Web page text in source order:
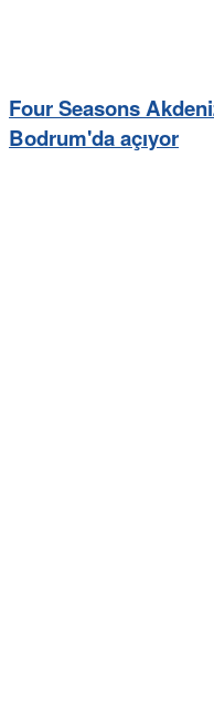
Four Seasons
Bodrum'da açıyor